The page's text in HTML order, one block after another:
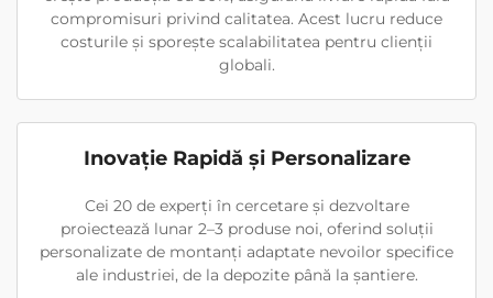
compromisuri privind calitatea. Acest lucru reduce
costurile și sporește scalabilitatea pentru clienții
globali.
Inovație Rapidă și Personalizare
Cei 20 de experți în cercetare și dezvoltare
proiectează lunar 2–3 produse noi, oferind soluții
personalizate de montanți adaptate nevoilor specifice
ale industriei, de la depozite până la șantiere.